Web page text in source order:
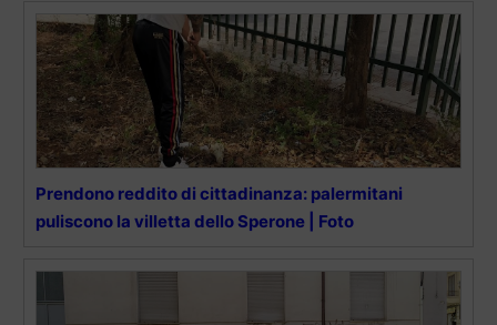
Prendono reddito di cittadinanza: palermitani
puliscono la villetta dello Sperone | Foto